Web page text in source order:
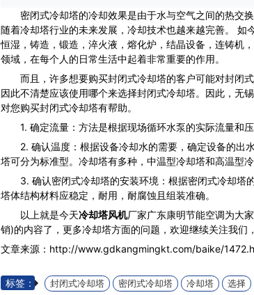
密闭式冷却塔的冷却效果是由于水与空气之间的热交换
随着冷却塔行业的未来发展，冷却技术也越来越完善。
恒湿，铸造，锻造，淬火液，熔化炉，结晶设备，连铸机
领域，在每个人的日常生活中起着非常重要的作用。
而且，许多想要购买封闭式冷却塔的客户可能对封闭式
因此不清楚应该使用哪个来选择封闭式冷却塔。因此，无
对您购买封闭式冷却塔有帮助。
1. 确定流量：方法是根据现场循环水泵的实际流量和压
2. 确认温度：根据设备冷却水的需要，确定设备的出
塔可分为标准型。冷却塔有多种，中温型冷却塔和高温型
3. 确认密闭式冷却塔的安装环境：根据密闭式冷却塔
塔体结构材料应稳定，耐用，耐腐蚀且组装准确。
以上就是今天冷却塔风机厂家广东康明节能空调为大
销)的内容了，更多冷却塔方面的问题，欢迎继续关注我们
文章来源：http://www.gdkangmingkt.com/baike/
标签： 封闭式冷却塔 密闭式冷却塔 冷却塔 选择